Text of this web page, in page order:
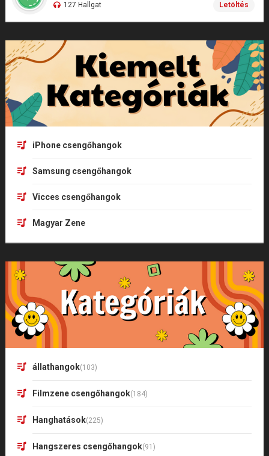
127 Hallgat Letöltés
iPhone csengőhangok
Samsung csengőhangok
Vicces csengőhangok
Magyar Zene
állathangok(103)
Filmzene csengőhangok(184)
Hanghatások(225)
Hangszeres csengőhangok(91)